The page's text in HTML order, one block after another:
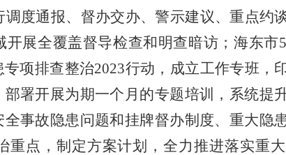
度通报、督办交办、警示建议、重点约
展全覆盖督导检查和明查暗访；海东市
项排查整治2023行动，成立工作专班，
署开展为期一个月的专题培训，系统提
事故隐患问题和挂牌督办制度、重大隐
重点，制定方案计划，全力推进落实重